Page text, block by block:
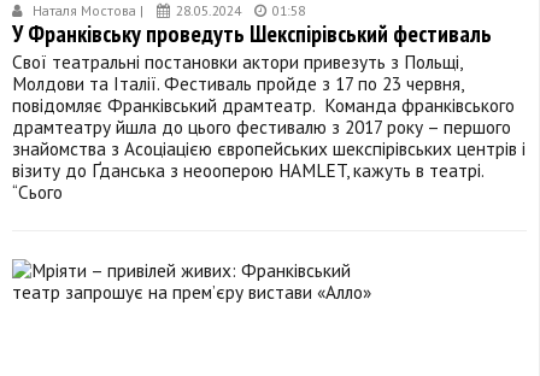
Наталя Мостова | 28.05.2024 01:58
У Франківську проведуть Шекспірівський фестиваль
Свої театральні постановки актори привезуть з Польщі,
Молдови та Італії. Фестиваль пройде з 17 по 23 червня,
повідомляє Франківський драмтеатр. Команда франківського
драмтеатру йшла до цього фестивалю з 2017 року – першого
знайомства з Асоціацією європейських шекспірівських центрів і
візиту до Ґданська з неооперою HAMLET, кажуть в театрі.
“Сього